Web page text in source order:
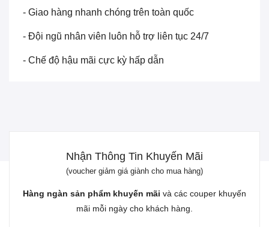
- Giao hàng nhanh chóng trên toàn quốc
- Đội ngũ nhân viên luôn hỗ trợ liên tục 24/7
- Chế độ hậu mãi cực kỳ hấp dẫn
Nhận Thông Tin Khuyến Mãi
(voucher giảm giá giành cho mua hàng)
Hàng ngàn sản phẩm khuyến mãi và các couper khuyến
mãi mỗi ngày cho khách hàng.